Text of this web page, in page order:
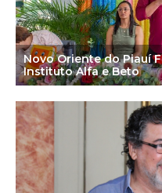
Novo Oriente do Piauí
Instituto Alfa e Beto